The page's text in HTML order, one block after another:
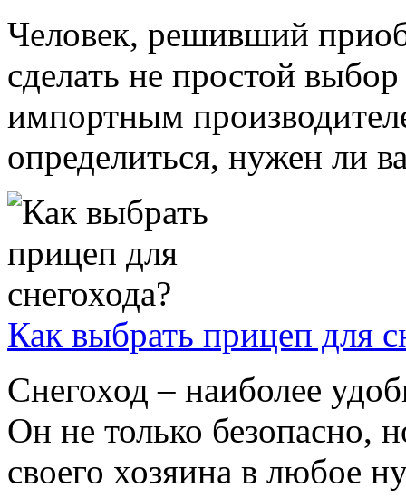
Человек, решивший
сделать не простой
импортным
определиться, нужен ли
Как выбрать прицеп для
Снегоход – наиболее
Он не только безопасно,
своего хозяина в любое